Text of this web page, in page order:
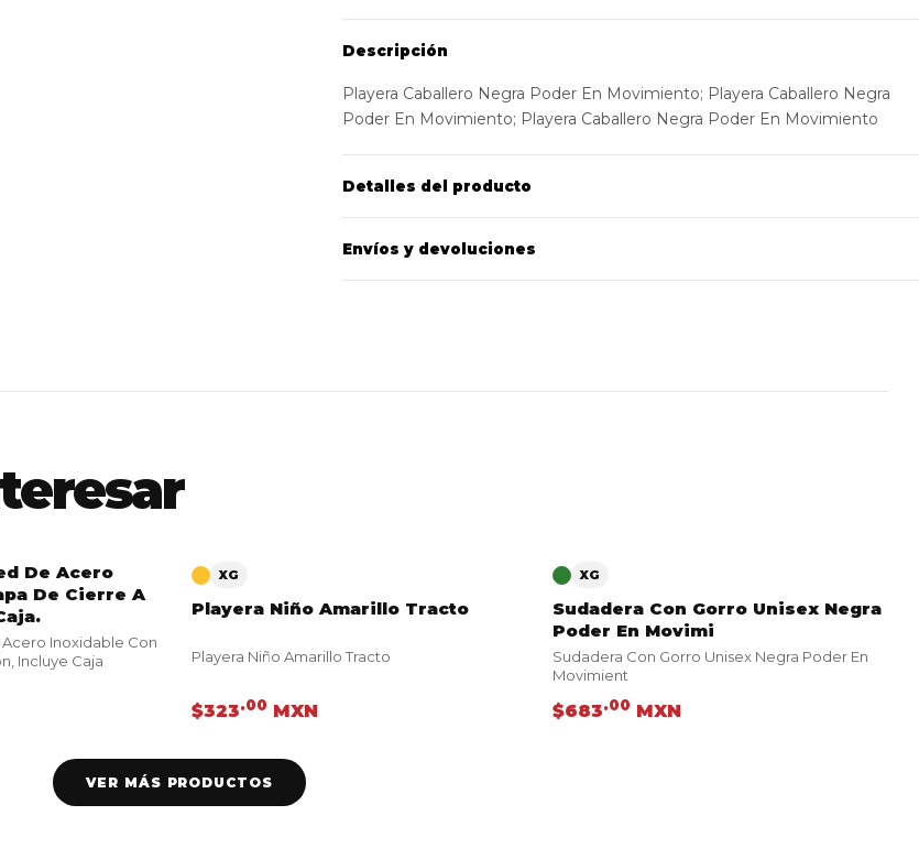
Descripción
Playera Caballero Negra Poder En Movimiento; Playera Caballero Negra
Poder En Movimiento; Playera Caballero Negra Poder En Movimiento
Detalles del producto
Envíos y devoluciones
De Acero
De Cierre A
Inoxidable Con
Incluye Caja
VER PRODUCTO
XG
Playera Niño Amarillo Tracto
Playera Niño Amarillo Tracto
$323.00 MXN
VER PRODUCTO
XG
Sudadera Con Gorro Unisex Negra
Poder En Movimi
Sudadera Con Gorro Unisex Negra Poder En
Movimient
$683.00 MXN
VER MÁS PRODUCTOS